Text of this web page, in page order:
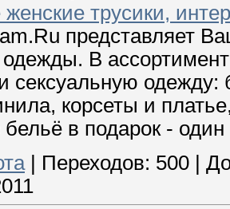
трусики,
представляет
одежды. В
сексуальную
корсеты и
бельё в подарок -
| Переходов: 500